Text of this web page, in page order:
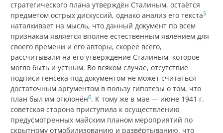
стратегического плана утверждён Сталиным, остаётся
предметом острых дискуссий, однако анализ его текста5
наталкивает на мысль, что данный документ по всем
признакам является вполне естественным явлением для
своего времени и его авторы, скорее всего,
рассчитывали на его утверждение Сталиным, которое
могло быть и устным. Во всяком случае, отсутствие
подписи генсека под документом не может считаться
достаточным аргументом в пользу гипотезы о том, что
план был им отклонён6. К тому же в мае — июне 1941 г.
советская сторона приступила к осуществлению
предусмотренных майским планом мероприятий по
скрытному отмобилизованию и развёртыванию, что